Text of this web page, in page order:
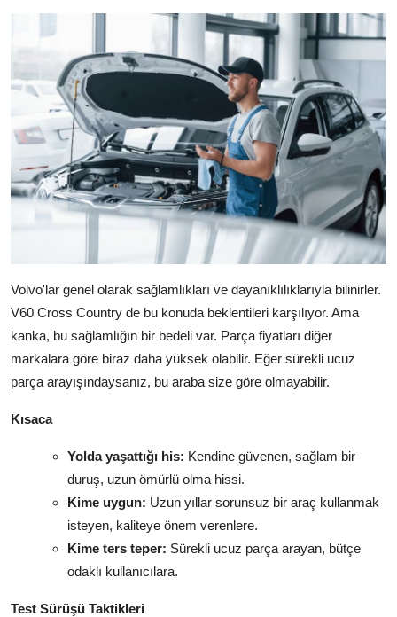
Volvo'lar genel olarak sağlamlıkları ve dayanıklılıklarıyla bilinirler.
V60 Cross Country de bu konuda beklentileri karşılıyor. Ama
kanka, bu sağlamlığın bir bedeli var. Parça fiyatları diğer
markalara göre biraz daha yüksek olabilir. Eğer sürekli ucuz
parça arayışındaysanız, bu araba size göre olmayabilir.
Kısaca
Yolda yaşattığı his: Kendine güvenen, sağlam bir
duruş, uzun ömürlü olma hissi.
Kime uygun: Uzun yıllar sorunsuz bir araç kullanmak
isteyen, kaliteye önem verenlere.
Kime ters teper: Sürekli ucuz parça arayan, bütçe
odaklı kullanıcılara.
Test Sürüşü Taktikleri